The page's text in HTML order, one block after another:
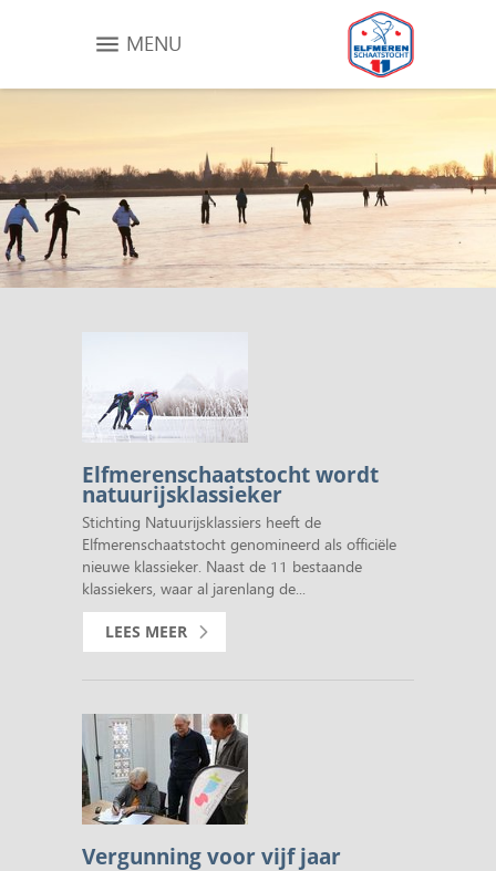
MENU
Elfmerenschaatstocht wordt
natuurijsklassieker
Stichting Natuurijsklassiers heeft de
Elfmerenschaatstocht genomineerd als officiële
nieuwe klassieker. Naast de 11 bestaande
klassiekers, waar al jarenlang de...
LEES MEER
Vergunning voor vijf jaar